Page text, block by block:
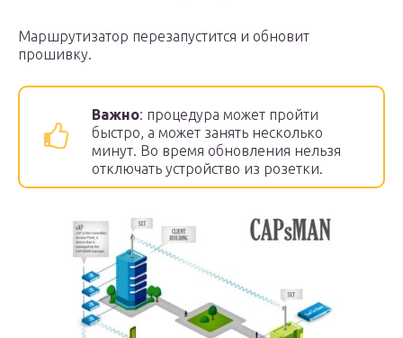
Маршрутизатор перезапустится и обновит
прошивку.
Важно: процедура может пройти
быстро, а может занять несколько
минут. Во время обновления нельзя
отключать устройство из розетки.